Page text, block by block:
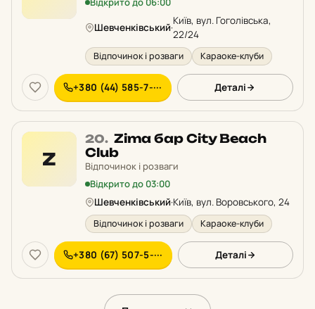
рейтингу:
Шевченківський·
Київ, вул. Гоголівська,
22/24
Відпочинок і розваги Караоке-клуби
+380 (44) 585-7-··· Деталі
Z
20. Місце
20
у
рейтингу:
Zima бар City Beach
Club
Відпочинок і розваги
Відкрито до 03:00
Шевченківський·Київ, вул. Воровського, 24
Відпочинок і розваги Караоке-клуби
+380 (67) 507-5-··· Деталі